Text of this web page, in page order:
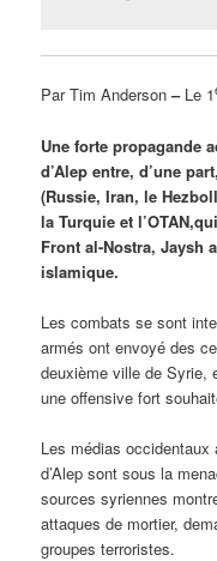
Par Tim Anderson–Le 1
Une forte propagande
d’Alep entre, d’une
(Russie, Iran, le
la Turquie et
Front al-Nostra, Jaysh
islamique.
Les combats se sont
armés ont envoyé des
deuxième ville de Syrie,
une offensive fort
Les médias
d’Alep sont sous la
sources syriennes
attaques de mortier,
groupes terroristes.